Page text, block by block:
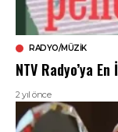
RADYO/MÜZIK
NTV Radyo’ya
2 yıl önce